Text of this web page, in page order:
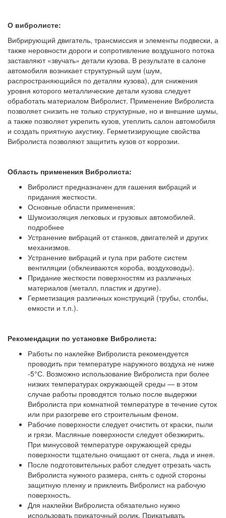
О вибролисте:
Вибрирующий двигатель, трансмиссия и элементы подвески, а
также неровности дороги и сопротивление воздушного потока
заставляют «звучать» детали кузова. В результате в салоне
автомобиля возникает структурный шум (шум,
распространяющийся по деталям кузова), для снижения
уровня которого металлические детали кузова следует
обработать материалом Вибролист. Применение Вибролиста
позволяет снизить не только структурные, но и внешние шумы,
а также позволяет укрепить кузов, утеплить салон автомобиля
и создать приятную акустику. Герметизирующие свойства
Вибролиста позволяют защитить кузов от коррозии.
Область применения Вибролиста:
Вибролист предназначен для гашения вибраций и
придания жесткости.
Основные области применения:
Шумоизоляция легковых и грузовых автомобилей.
подробнее
Устранение вибраций от станков, двигателей и других
механизмов.
Устранение вибраций и гула при работе систем
вентиляции (обклеиваются короба, воздуховоды).
Придание жесткости поверхностям из различных
материалов (металл, пластик и другие).
Герметизация различных конструкций (трубы, столбы,
емкости и т.п.).
Рекомендации по установке Вибролиста:
Работы по наклейке Вибролиста рекомендуется
проводить при температуре наружного воздуха не ниже
-5°С. Возможно использование Вибролиста при более
низких температурах окружающей среды ― в этом
случае работы проводятся только после выдержки
Вибролиста при комнатной температуре в течение суток
или при разогреве его строительным феном.
Рабочие поверхности следует очистить от краски, пыли
и грязи. Масляные поверхности следует обезжирить.
При минусовой температуре окружающей среды
поверхности тщательно очищают от снега, льда и инея.
После подготовительных работ следует отрезать часть
Вибролиста нужного размера, снять с одной стороны
защитную пленку и приклеить Вибролист на рабочую
поверхность.
Для наклейки Вибролиста обязательно нужно
использовать прикаточный ролик. Прикатывать